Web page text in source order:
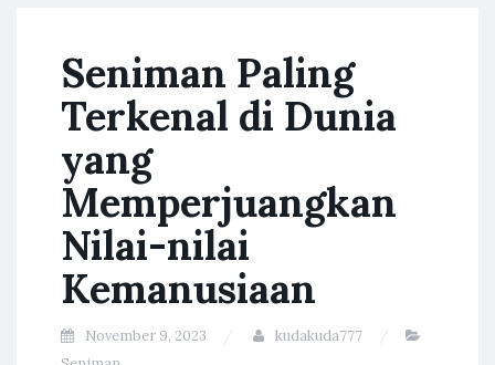
Seniman Paling
Terkenal di Dunia
yang
Memperjuangkan
Nilai-nilai
Kemanusiaan
November 9, 2023
kudakuda777